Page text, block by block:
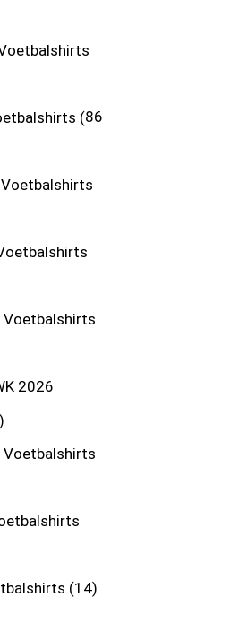
86
Voetbalshirts
Voetbalshirts
2026
Voetbalshirts
14